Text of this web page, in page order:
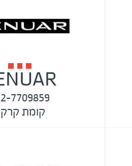
7709859
קומת